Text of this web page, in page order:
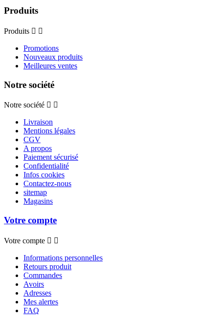
Produits
Produits  
Promotions
Nouveaux produits
Meilleures ventes
Notre société
Notre société  
Livraison
Mentions légales
CGV
A propos
Paiement sécurisé
Confidentialité
Infos cookies
Contactez-nous
sitemap
Magasins
Votre compte
Votre compte  
Informations personnelles
Retours produit
Commandes
Avoirs
Adresses
Mes alertes
FAQ